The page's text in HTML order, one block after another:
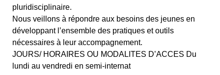
pluridisciplinaire.
Nous veillons à répondre aux besoins des jeunes en
développant l’ensemble des pratiques et outils
nécessaires à leur accompagnement.
JOURS/ HORAIRES OU MODALITES D’ACCES Du
lundi au vendredi en semi-internat